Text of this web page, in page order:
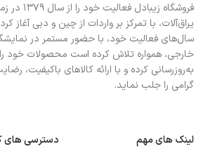
فروشگاه
یراق‌آلات، با تمرکز بر واردات از چین و دبی
سال‌های فعالیت خود، با حضور مستمر در
خارجی، همواره تلاش کرده است محصولات خود را
به‌روزرسانی کرده و با ارائه کالاهای باکیفیت،
گرامی را جلب نماید.
لینک های مهم
دسترسی های